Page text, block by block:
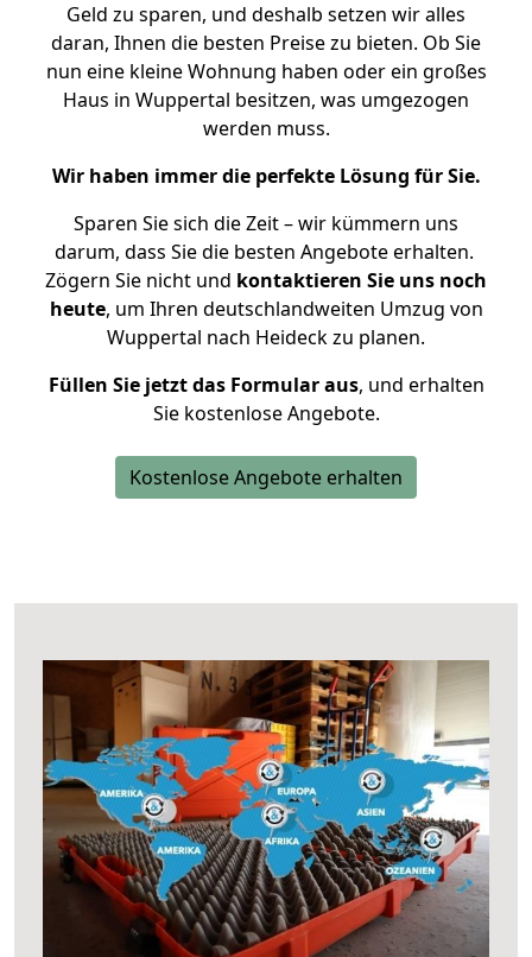
Geld zu sparen, und deshalb setzen wir alles
daran, Ihnen die besten Preise zu bieten. Ob Sie
nun eine kleine Wohnung haben oder ein großes
Haus in Wuppertal besitzen, was umgezogen
werden muss.
Wir haben immer die perfekte Lösung für Sie.
Sparen Sie sich die Zeit – wir kümmern uns
darum, dass Sie die besten Angebote erhalten.
Zögern Sie nicht und kontaktieren Sie uns noch
heute, um Ihren deutschlandweiten Umzug von
Wuppertal nach Heideck zu planen.
Füllen Sie jetzt das Formular aus, und erhalten
Sie kostenlose Angebote.
Kostenlose Angebote erhalten